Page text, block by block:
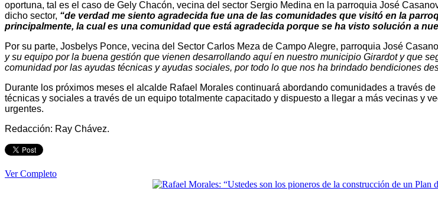
oportuna, tal es el caso de Gely Chacón, vecina del sector Sergio Medina en la parroquia José
dicho sector, “de verdad me siento agradecida fue una de las comunidades que visitó en la
principalmente, la cual es una comunidad que está agradecida porque se ha visto solución a
Por su parte, Josbelys Ponce, vecina del Sector Carlos Meza de Campo Alegre, parroquia José
y su equipo por la buena gestión que vienen desarrollando aquí en nuestro municipio Girardot y que
comunidad por las ayudas técnicas y ayudas sociales, por todo lo que nos ha brindado bendiciones
Durante los próximos meses el alcalde Rafael Morales continuará abordando comunidades a través
técnicas y sociales a través de un equipo totalmente capacitado y dispuesto a llegar a más vecinas y
urgentes.
Redacción: Ray Chávez.
Ver Completo